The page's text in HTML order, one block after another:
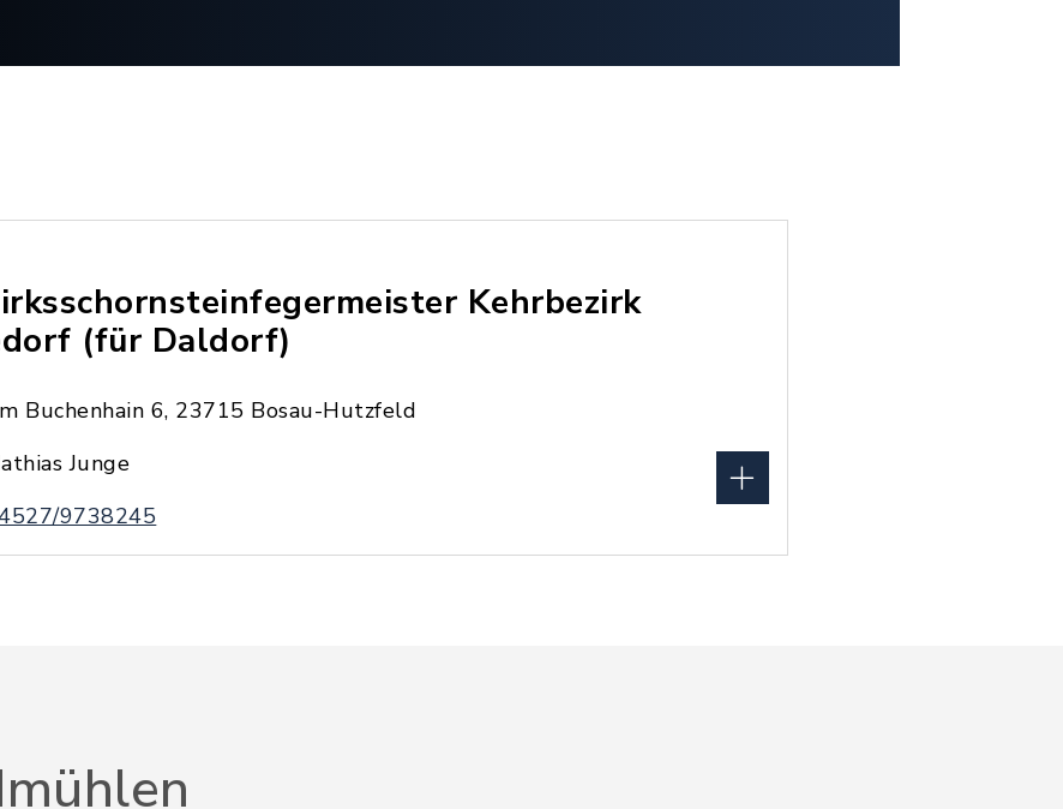
Kehrbezirk
(für Daldorf)
Buchenhain 6, 23715 Bosau-Hutzfeld
Junge
9738245